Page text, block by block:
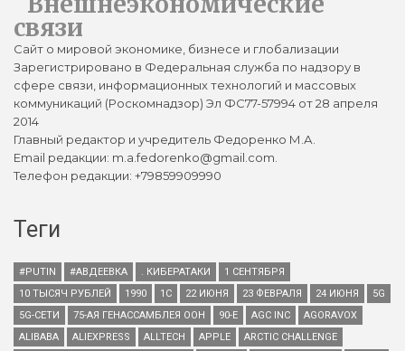
связи
Сайт о мировой экономике, бизнесе и глобализации
Зарегистрировано в Федеральная служба по надзору в
сфере связи, информационных технологий и массовых
коммуникаций (Роскомнадзор) Эл ФС77-57994 от 28 апреля
2014
Главный редактор и учредитель Федоренко М.А.
Email редакции: m.a.fedorenko@gmail.com.
Телефон редакции: +79859909990
Теги
#PUTIN #АВДЕЕВКА . КИБЕРАТАКИ
1 СЕНТЯБРЯ
10 ТЫСЯЧ РУБЛЕЙ
1990 1С 22 ИЮНЯ 23 ФЕВРАЛЯ 24 ИЮНЯ
5G
5G-СЕТИ
75-АЯ ГЕНАССАМБЛЕЯ ООН 90-Е AGC INC
AGORAVOX
ALIBABA
ALIEXPRESS ALLTECH APPLE
ARCTIC CHALLENGE